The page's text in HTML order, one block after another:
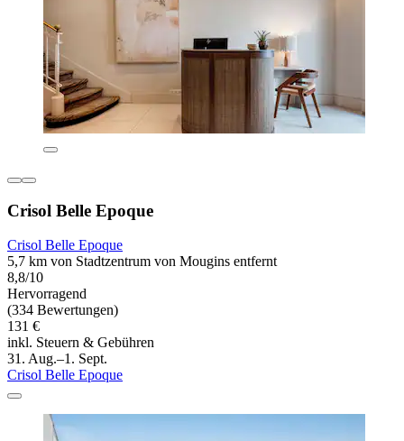
Crisol Belle Epoque
Crisol Belle Epoque
5,7 km von Stadtzentrum von Mougins entfernt
8,8/10
Hervorragend
(334 Bewertungen)
131 €
inkl. Steuern & Gebühren
31. Aug.–1. Sept.
Crisol Belle Epoque